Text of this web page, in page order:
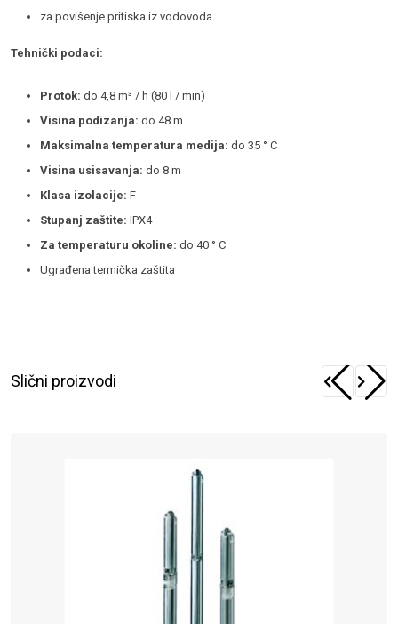
za povišenje pritiska iz vodovoda
Tehnički podaci:
Protok: do 4,8 m³ / h (80 l / min)
Visina podizanja: do 48 m
Maksimalna temperatura medija: do 35 ° C
Visina usisavanja: do 8 m
Klasa izolacije: F
Stupanj zaštite: IPX4
Za temperaturu okoline: do 40 ° C
Ugrađena termička zaštita
Slični proizvodi